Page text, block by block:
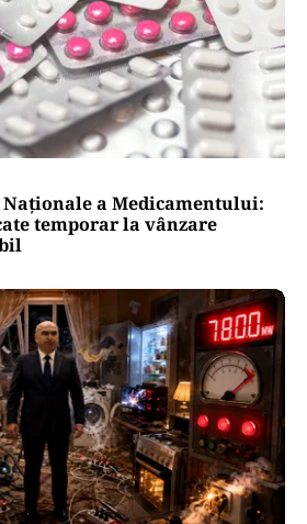
a Medicamentului:
temporar la vânzare